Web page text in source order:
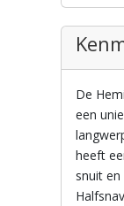
De
een
heeft
snuit